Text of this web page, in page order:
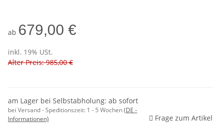
ab 679,00 €
inkl. 19% USt.
Alter Preis: 985,00 €
am Lager bei Selbstabholung: ab sofort
bei Versand - Speditionszeit: 1 - 5 Wochen(DE -
Informationen)
Frage zum Artikel